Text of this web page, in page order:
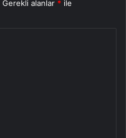
Gerekli alanlar * ile